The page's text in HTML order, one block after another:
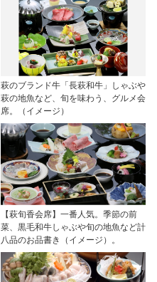
萩のブランド牛「長萩和牛」しゃぶや
萩の地魚など、旬を味わう、グルメ会
席。（イメージ）
【萩旬香会席】一番人気。季節の前
菜、黒毛和牛しゃぶや旬の地魚など計
八品のお品書き（イメージ）。